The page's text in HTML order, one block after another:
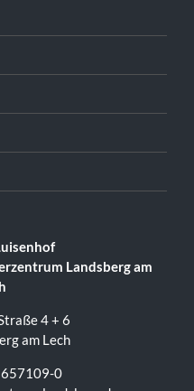
Landsberg am
4 + 6
am Lech
657109-0